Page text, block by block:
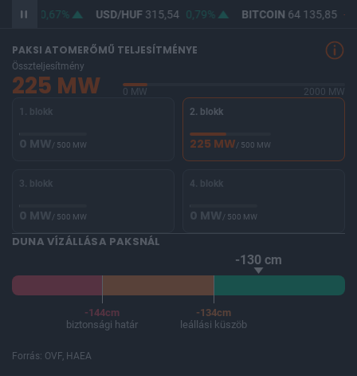
0,67% USD/HUF315,54 0,79% BITCOIN64 135,85 -
PAKSI ATOMERŐMŰ TELJESÍTMÉNYE
Összteljesítmény
225 MW 0 MW
2000 MW
1. blokk
0 MW/ 500 MW
2. blokk
225 MW/ 500 MW
3. blokk
0 MW/ 500 MW
4. blokk
0 MW/ 500 MW
DUNA VÍZÁLLÁSA PAKSNÁL
-130 cm
-144cm
biztonsági határ
-134cm
leállási küszöb
Forrás: OVF, HAEA